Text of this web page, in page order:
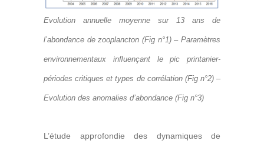
Evolution annuelle moyenne sur 13 ans de
l’abondance de zooplancton (Fig n°1) –Paramètres
environnementaux inﬂuençant le pic printanier-
périodes critiques et types de corrélation (Fig n°2) –
Evolution des anomalies d’abondance (Fig n°3)
L’étude approfondie des dynamiques de